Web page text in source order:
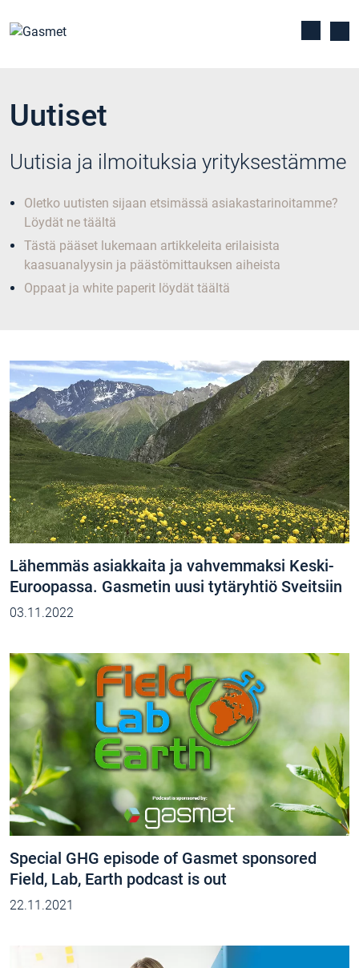
Uutiset
Uutisia ja ilmoituksia yrityksestämme
Oletko uutisten sijaan etsimässä asiakastarinoitamme?
Löydät ne täältä
Tästä pääset lukemaan artikkeleita erilaisista
kaasuanalyysin ja päästömittauksen aiheista
Oppaat ja white paperit löydät täältä
Lähemmäs asiakkaita ja vahvemmaksi Keski-
Euroopassa. Gasmetin uusi tytäryhtiö Sveitsiin
03.11.2022
Special GHG episode of Gasmet sponsored
Field, Lab, Earth podcast is out
22.11.2021